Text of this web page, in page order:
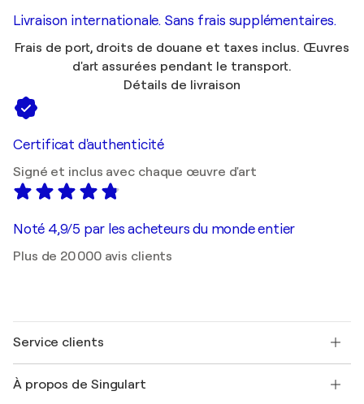
Livraison internationale. Sans frais supplémentaires.
Frais de port, droits de douane et taxes inclus. Œuvres
d'art assurées pendant le transport.
Détails de livraison
Certificat d'authenticité
Signé et inclus avec chaque œuvre d'art
Noté 4,9/5 par les acheteurs du monde entier
Plus de 20 000 avis clients
Service clients
Expédition
À propos de Singulart